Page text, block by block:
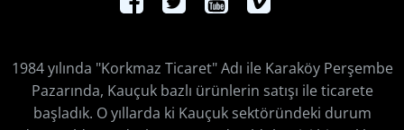
1984 yılında "Korkmaz Ticaret" Adı ile Karaköy Perşembe
Pazarında, Kauçuk bazlı ürünlerin satışı ile ticarete
başladık. O yıllarda ki Kauçuk sektöründeki durum